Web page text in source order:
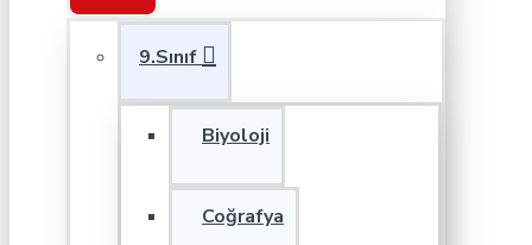
9.Sınıf
Biyoloji
Coğrafya